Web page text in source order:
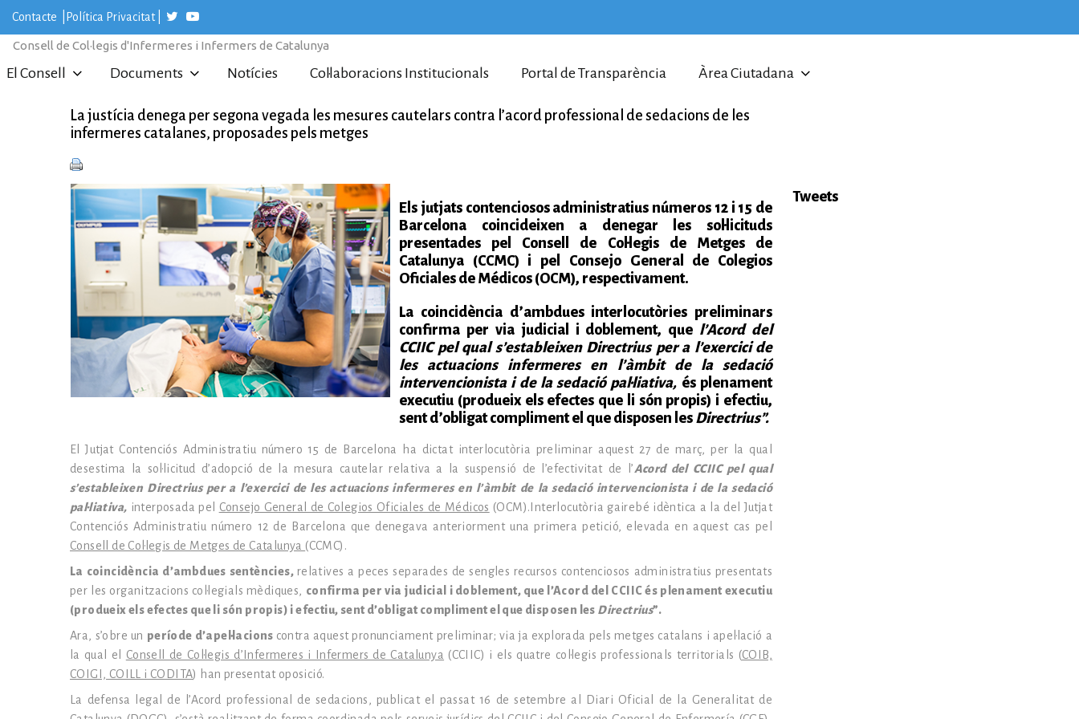
i
Contacte Política Privacitat|
Consell de Col·legis d'Infermeres i Infermers de Catalunya
El Consell Documents Notícies Col·laboracions Institucionals Portal de Transparència Àrea Ciutadana
La justícia denega per segona vegada les mesures cautelars contra l’acord professional de sedacions de les
infermeres catalanes, proposades pels metges
Els jutjats contenciosos administratius números 12 i 15 de
Barcelona coincideixen a denegar les sol·licituds
presentades pel Consell de Col·legis de Metges de
Catalunya (CCMC) i pel Consejo General de Colegios
Oficiales de Médicos (OCM), respectivament.
La coincidència d’ambdues interlocutòries preliminars
confirma per via judicial i doblement, que l’Acord del
CCIIC pel qual s’estableixen Directrius per a l’exercici de
les actuacions infermeres en l’àmbit de la sedació
intervencionista i de la sedació pal·liativa, és plenament
executiu (produeix els efectes que li són propis) i efectiu,
sent d’obligat compliment el que disposen les Directrius”.
El Jutjat Contenciós Administratiu número 15 de Barcelona ha dictat interlocutòria preliminar aquest 27 de març, per la qual
desestima la sol·licitud d’adopció de la mesura cautelar relativa a la suspensió de l’efectivitat de l’Acord del CCIIC pel qual
s’estableixen Directrius per a l’exercici de les actuacions infermeres en l’àmbit de la sedació intervencionista i de la sedació
pal·liativa, interposada pel Consejo General de Colegios Oficiales de Médicos (OCM).Interlocutòria gairebé idèntica a la del Jutjat
Contenciós Administratiu número 12 de Barcelona que denegava anteriorment una primera petició, elevada en aquest cas pel
Consell de Col·legis de Metges de Catalunya (CCMC).
La coincidència d’ambdues sentències, relatives a peces separades de sengles recursos contenciosos administratius presentats
per les organitzacions col·legials mèdiques, confirma per via judicial i doblement, que l’Acord del CCIIC és plenament executiu
(produeix els efectes que li són propis) i efectiu, sent d’obligat compliment el que disposen les Directrius”.
Ara, s’obre un període d’apel·lacions contra aquest pronunciament preliminar; via ja explorada pels metges catalans i apel·lació a
la qual el Consell de Col·legis d’Infermeres i Infermers de Catalunya (CCIIC) i els quatre col·legis professionals territorials (COIB,
COIGI, COILL i CODITA) han presentat oposició.
La defensa legal de l’Acord professional de sedacions, publicat el passat 16 de setembre al Diari Oficial de la Generalitat de
Tweets